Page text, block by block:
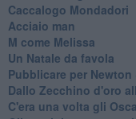
Caccalogo Mondadori
Acciaio man
M come Melissa
Un Natale da favola
Pubblicare per Newton
Dallo Zecchino d'oro
C'era una volta gli